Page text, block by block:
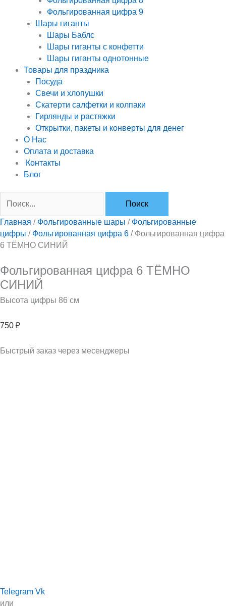
Фольгированная цифра 9
Шары гиганты
Шары Баблс
Шары гиганты с конфетти
Шары гиганты однотонные
Товары для праздника
Посуда
Свечи и хлопушки
Скатерти салфетки и колпаки
Гирлянды и растяжки
Открытки, пакеты и конверты для денег
О Нас
Оплата и доставка
Контакты
Блог
Главная / Фольгированные шары / Фольгированные
цифры / Фольгированная цифра 6 / Фольгированная цифра
6 ТЁМНО СИНИЙ
Фольгированная цифра 6 ТЁМНО
СИНИЙ
Высота цифры 86 см
750 ₽
Быстрый заказ через месенджеры
Telegram Vk
или